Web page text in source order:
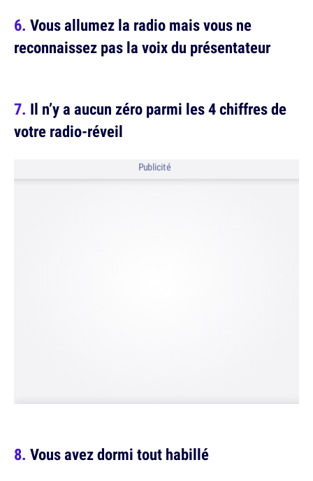
Vous allumez la radio mais vous ne
reconnaissez pas la voix du présentateur
Il n’y a aucun zéro parmi les 4 chiffres de
votre radio-réveil
Publicité
Vous avez dormi tout habillé